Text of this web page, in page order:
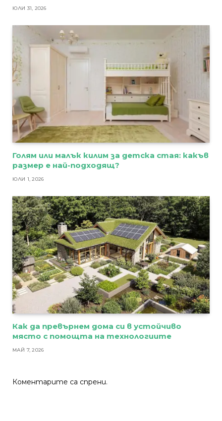
ЮЛИ 31, 2026
Голям или малък килим за детска стая: какъв
размер е най-подходящ?
ЮЛИ 1, 2026
Как да превърнем дома си в устойчиво
място с помощта на технологиите
МАЙ 7, 2026
Коментарите са спрени.